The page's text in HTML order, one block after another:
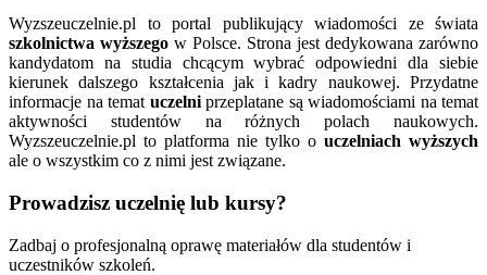
Wyzszeuczelnie.pl to portal publikujący wiadomości ze świata
szkolnictwa wyższego w Polsce. Strona jest dedykowana zarówno
kandydatom na studia chcącym wybrać odpowiedni dla siebie
kierunek dalszego kształcenia jak i kadry naukowej. Przydatne
informacje na temat uczelniprzeplatane są wiadomościami na temat
aktywności studentów na różnych polach naukowych.
Wyzszeuczelnie.pl to platforma nie tylko o uczelniach wyższych
ale o wszystkim co z nimi jest związane.
Prowadzisz uczelnię lub kursy?
Zadbaj o profesjonalną oprawę materiałów dla studentów i
uczestników szkoleń.